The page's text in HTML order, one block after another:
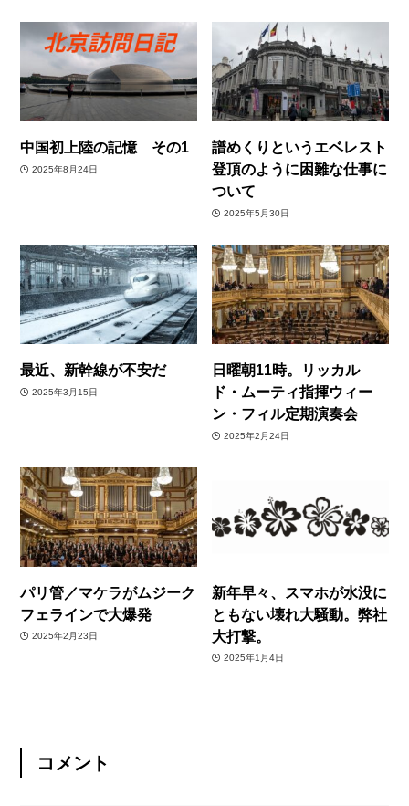
中国初上陸の記憶 その1
2025年8月24日
譜めくりというエベレスト
登頂のように困難な仕事に
ついて
2025年5月30日
最近、新幹線が不安だ
2025年3月15日
日曜朝11時。リッカル
ド・ムーティ指揮ウィー
ン・フィル定期演奏会
2025年2月24日
パリ管／マケラがムジーク
フェラインで大爆発
2025年2月23日
新年早々、スマホが水没に
ともない壊れ大騒動。弊社
大打撃。
2025年1月4日
コメント